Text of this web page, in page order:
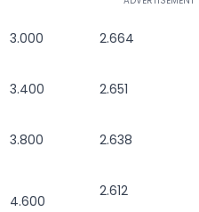
3.000 2.664
3.400 2.651
3.800 2.638
4.600
2.612